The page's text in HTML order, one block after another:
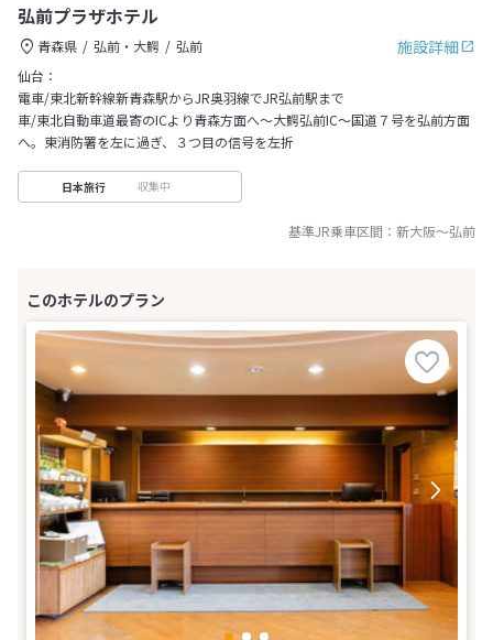
弘前プラザホテル
施設詳細
青森県 弘前・大鰐
弘前
仙台：
電車/東北新幹線新青森駅からJR奥羽線でJR弘前駅まで
車/東北自動車道最寄のICより青森方面へ～大鰐弘前IC～国道７号を弘前方面
へ。東消防署を左に過ぎ、３つ目の信号を左折
日本旅行 収集中
基準JR乗車区間： 新大阪～弘前